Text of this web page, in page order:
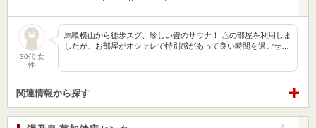
30代 女
性
馬喰横山から徒歩スグ、珍しい畳のサウナ！ △の部屋を利用しま
したが、お部屋がオシャレで特別感があって良い時間を過ごせ…
関連情報から探す